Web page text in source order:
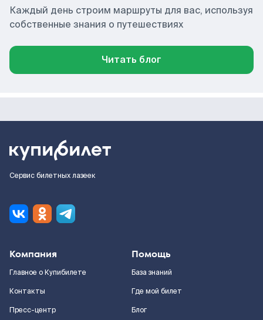
Каждый день строим маршруты для вас, используя
собственные знания о путешествиях
Читать блог
Сервис билетных лазеек
Компания
Главное о Купибилете
Контакты
Пресс-центр
Помощь
База знаний
Где мой билет
Блог